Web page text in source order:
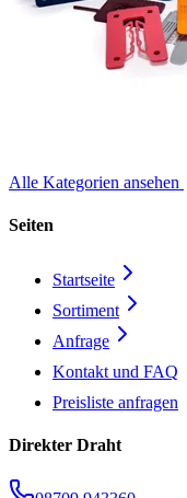
Alle Kategorien ansehen
Seiten
Startseite
Sortiment
Anfrage
Kontakt und FAQ
Preisliste anfragen
Direkter Draht